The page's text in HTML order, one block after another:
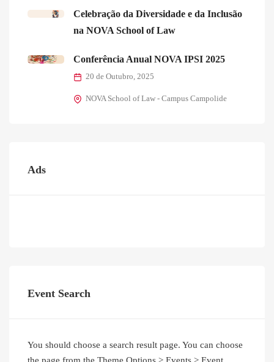
Celebração da Diversidade e da Inclusão
na NOVA School of Law
Conferência Anual NOVA IPSI 2025
20 de Outubro, 2025
NOVA School of Law - Campus Campolide
Ads
Event Search
You should choose a search result page. You can choose